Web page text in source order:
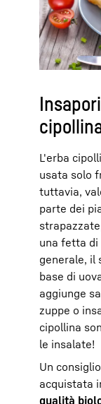
L'erba
usata solo
tuttavia,
parte dei
una fetta di
generale, il
base di
aggiunge
zuppe o
cipollina
le insalate!
Un
acquistata
qualità